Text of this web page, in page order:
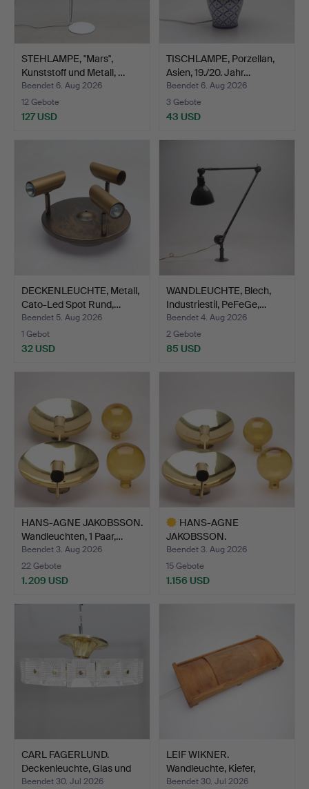
STEHLAMPE, "Mars",
Kunststoff und Metall, …
Beendet 6. Aug 2026
12 Gebote
127 USD
TISCHLAMPE, Porzellan,
Asien, 19./20. Jahr…
Beendet 6. Aug 2026
3 Gebote
43 USD
DECKENLEUCHTE, Metall,
Cato-Led Spot Rund,…
Beendet 5. Aug 2026
1 Gebot
32 USD
WANDLEUCHTE, Blech,
Industriestil, PeFeGe,…
Beendet 4. Aug 2026
2 Gebote
85 USD
HANS-AGNE JAKOBSSON.
Wandleuchten, 1 Paar,…
Beendet 3. Aug 2026
22 Gebote
1.209 USD
HANS-AGNE
JAKOBSSON.
Wandleuchten, Messing…
Beendet 3. Aug 2026
15 Gebote
1.156 USD
CARL FAGERLUND.
Deckenleuchte, Glas und
Me…
Beendet 30. Jul 2026
LEIF WIKNER.
Wandleuchte, Kiefer,
Persåsen…
Beendet 30. Jul 2026